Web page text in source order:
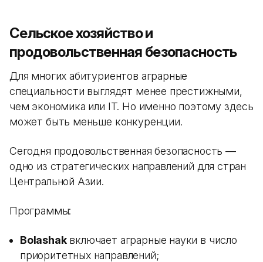
Сельское хозяйство и
продовольственная безопасность
Для многих абитуриентов аграрные
специальности выглядят менее престижными,
чем экономика или IT. Но именно поэтому здесь
может быть меньше конкуренции.
Сегодня продовольственная безопасность —
одно из стратегических направлений для стран
Центральной Азии.
Программы:
Bolashakвключает аграрные науки в число
приоритетных направлений;